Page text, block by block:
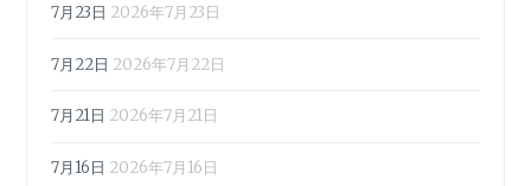
7月23日 2026年7月23日
7月22日 2026年7月22日
7月21日 2026年7月21日
7月16日 2026年7月16日